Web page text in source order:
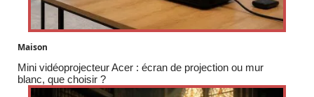
Maison
Mini vidéoprojecteur Acer : écran de projection ou mur
blanc, que choisir ?